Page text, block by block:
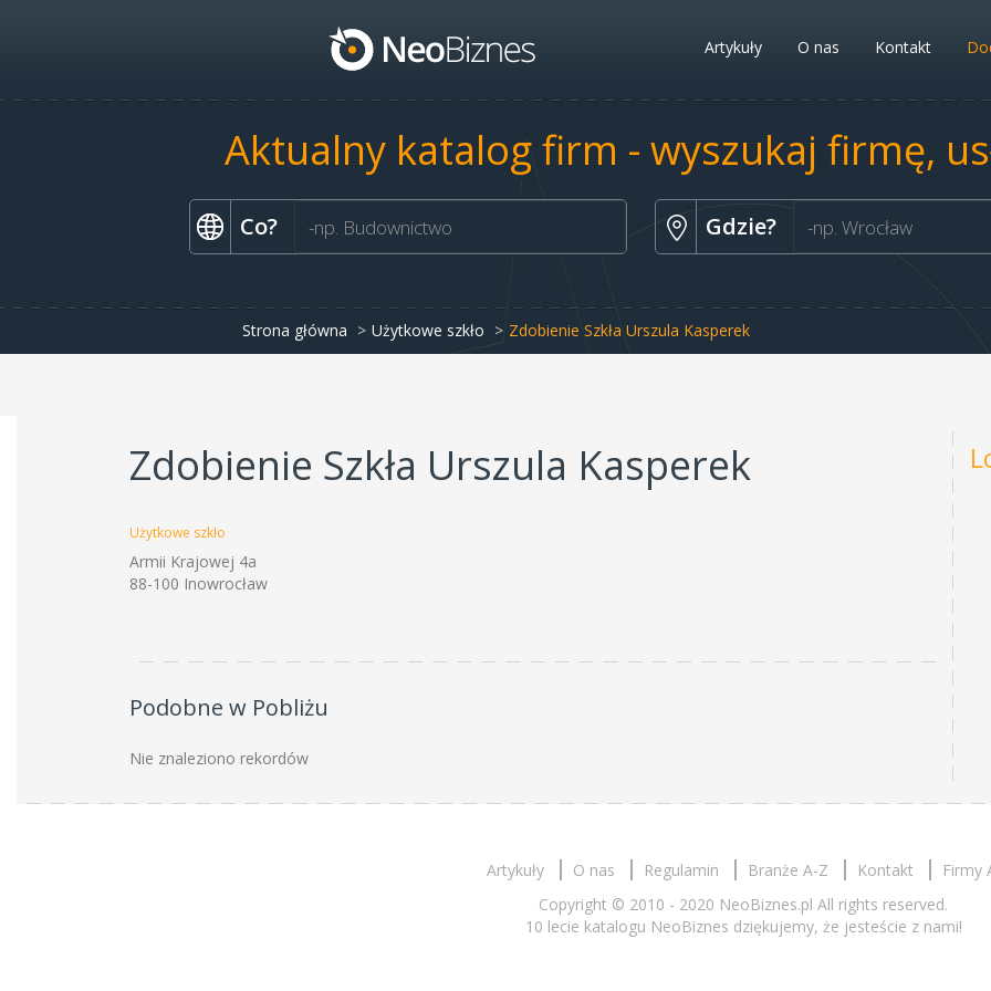
Artykuły O nas Kontakt
Aktualny katalog firm - wyszukaj firmę,
Co? Gdzie?
Strona główna Użytkowe szkło Zdobienie Szkła Urszula Kasperek
Zdobienie Szkła Urszula Kasperek
Użytkowe szkło
Armii Krajowej 4a
88-100 Inowrocław
Podobne w Pobliżu
Nie znaleziono rekordów
Artykuły O nas Regulamin Branże A-Z Kontakt
Firmy
Copyright © 2010 - 2020 NeoBiznes.pl All rights reserved.
10 lecie katalogu NeoBiznes dziękujemy, że jesteście z nami!